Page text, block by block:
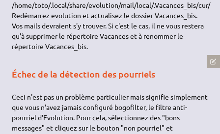
/home/toto/.local/share/evolution/mail/local/.Vacances_bis/cur/
Redémarrez evolution et actualisez le dossier Vacances_bis.
Vos mails devraient s'y trouver. Si c'est le cas, il ne vous restera
qu'à supprimer le répertoire Vacances et à renommer le
répertoire Vacances_bis.
Échec de la détection des pourriels
Ceci n'est pas un problème particulier mais signifie simplement
que vous n'avez jamais configuré bogofilter, le filtre anti-
pourriel d'Evolution. Pour cela, sélectionnez des "bons
messages" et cliquez sur le bouton "non pourriel" et